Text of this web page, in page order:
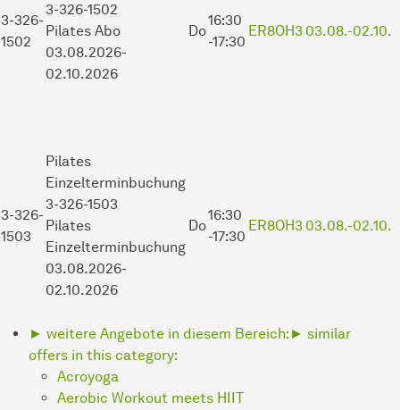
3-326-
1502
3-326-1502
Pilates Abo
03.08.2026-
02.10.2026
Do
16:30
-17:30
ER8OH3 03.08.-02.10.
3-326-
1503
Pilates
Einzelterminbuchung
3-326-1503
Pilates
Einzelterminbuchung
03.08.2026-
02.10.2026
Do
16:30
-17:30
ER8OH3 03.08.-02.10.
► weitere Angebote in diesem Bereich: ► similar
offers in this category:
Acroyoga
Aerobic Workout meets HIIT